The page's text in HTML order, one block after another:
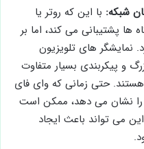
شبکه: با این که روتر یا
ها پشتیبانی می ‌کند، اما بر
نمایشگر های تلویزیون
و پیکربندی بسیار متفاوت
هستند. حتی زمانی که وای‌ فای
تلویزیون وضعیت Connected را نشان می ‌دهد، ممکن است
می ‌تواند باعث ایجاد